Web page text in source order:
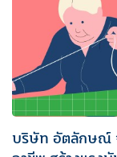
บริษัท อัตลักษณ์